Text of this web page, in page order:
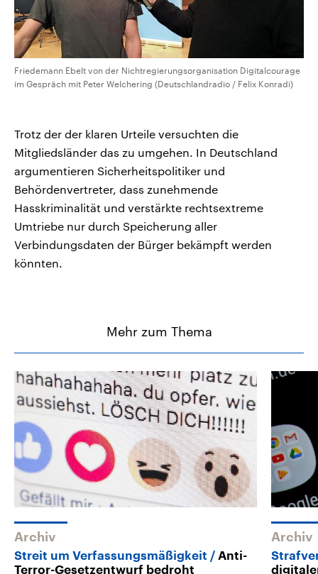
Friedemann Ebelt von der Nichtregierungsorganisation Digitalcourage
im Gespräch mit Peter Welchering (Deutschlandradio / Felix Konradi)
Trotz der der klaren Urteile versuchten die
Mitgliedsländer das zu umgehen. In Deutschland
argumentieren Sicherheitspolitiker und
Behördenvertreter, dass zunehmende
Hasskriminalität und verstärkte rechtsextreme
Umtriebe nur durch Speicherung aller
Verbindungsdaten der Bürger bekämpft werden
könnten.
Mehr zum Thema
Archiv
Streit um Verfassungsmäßigkeit
Anti-
Terror-Gesetzentwurf bedroht
Archiv